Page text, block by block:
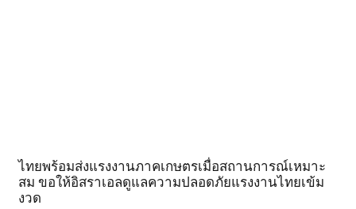
ไทยพร้อมส่งแรงงานภาคเกษตรเมื่อสถานการณ์เหมาะ
สม ขอให้อิสราเอลดูแลความปลอดภัยแรงงานไทยเข้ม
งวด